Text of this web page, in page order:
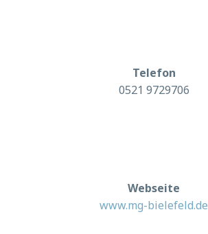
Telefon
0521 9729706
Webseite
www.mg-bielefeld.de